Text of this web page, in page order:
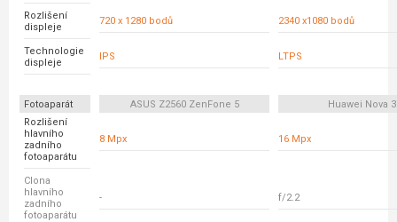
Rozlišení
displeje
720 x 1280 bodů 2340 x1080 bodů
Technologie
displeje
IPS LTPS
Fotoaparát ASUS Z2560 ZenFone 5
Huawei Nova
Rozlišení
hlavního
zadního
fotoaparátu
8 Mpx 16 Mpx
Clona
hlavního
zadního
fotoaparátu
- f/2.2